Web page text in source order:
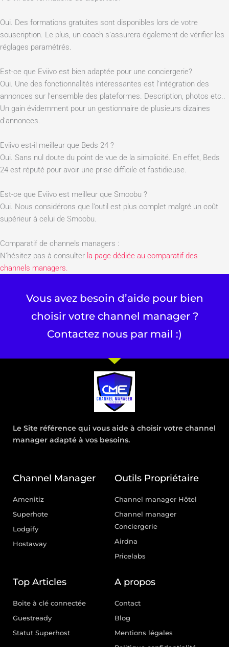
Oui. Des formations gratuites sont disponibles lors de votre
souscription. Le plus, un coach s’assurera également de vérifier les
réglages paramétrés.
Est-ce que Eviivo est bien adaptée pour une conciergerie?
Oui. Une des fonctionnalités intéressantes est l’intégration des
annonces sur l’ensemble des plateformes. Description, photos etc..
Un gain évidemment pour un gestionnaire de plusieurs dizaines
d’annonces.
Eviivo est-il meilleur que Beds 24 ?
Oui. Sans nul doute du point de vue de la simplicité. En effet, Beds
24 est réputé pour avoir une prise difficile et fastidieuse.
Est-ce que Eviivo est meilleur que Smoobu ?
Oui. Nous considérons que l’outil est plus complet malgré un coût
supérieur à celui de Smoobu.
Comparatif de channels managers :
N’hésitez pas à consulter la page dédiée au comparatif des
channels managers.
Vous avez besoin d’aide pour bien
choisir votre channel manager ?
Contactez nous par mail :)
Le Site référence qui vous aide à choisir votre channel
manager adapté à vos besoins.
Channel Manager
Amenitiz
Superhote
Lodgify
Hostaway
Outils Propriétaire
Channel manager Hôtel
Channel manager
Conciergerie
Airdna
Pricelabs
Top Articles
Boite à clé connectée
Guestready
Statut Superhost
A propos
Contact
Blog
Mentions légales